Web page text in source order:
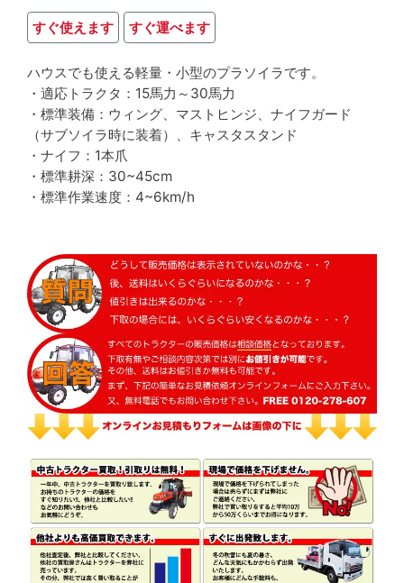
すぐ使えます すぐ運べます
ハウスでも使える軽量・小型のプラソイラです。
・適応トラクタ：15馬力～30馬力
・標準装備：ウィング、マストヒンジ、ナイフガード
（サブソイラ時に装着）、キャスタスタンド
・ナイフ：1本爪
・標準耕深：30~45cm
・標準作業速度：4~6km/h